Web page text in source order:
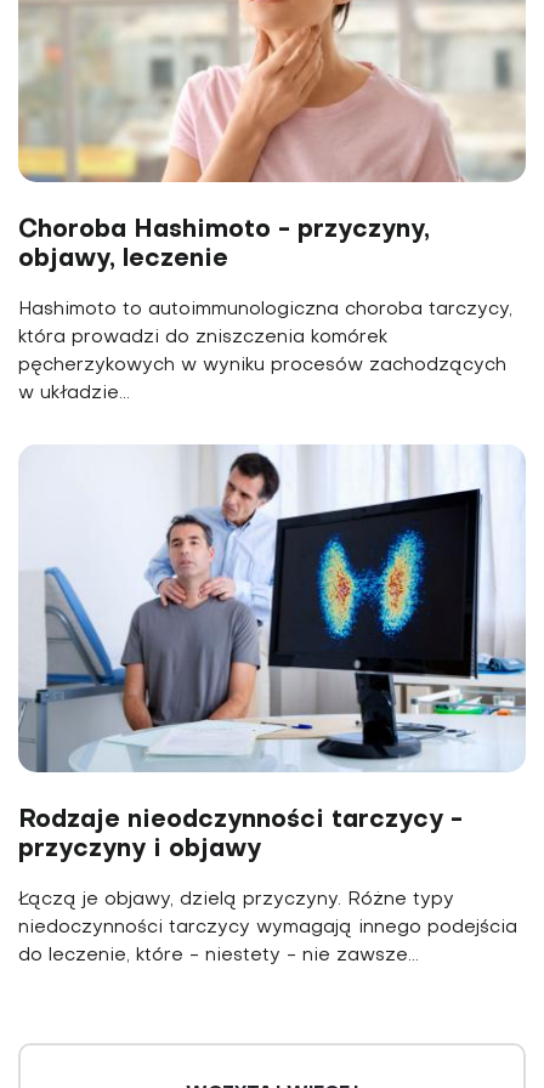
Choroba Hashimoto - przyczyny,
objawy, leczenie
Hashimoto to autoimmunologiczna choroba tarczycy,
która prowadzi do zniszczenia komórek
pęcherzykowych w wyniku procesów zachodzących
w układzie...
Rodzaje nieodczynności tarczycy -
przyczyny i objawy
Łączą je objawy, dzielą przyczyny. Różne typy
niedoczynności tarczycy wymagają innego podejścia
do leczenie, które - niestety - nie zawsze...